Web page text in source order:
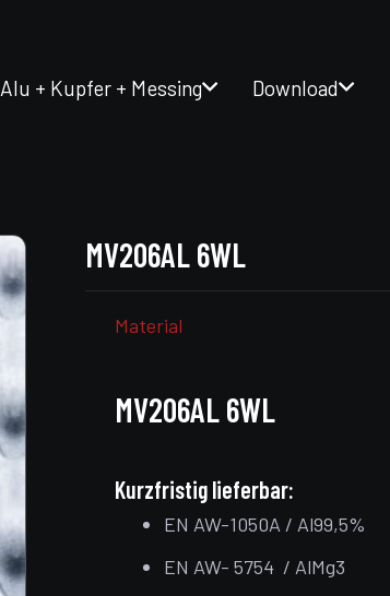
Alu + Kupfer + Messing Download
MV206AL 6WL
Material
MV206AL 6WL
Kurzfristig lieferbar:
EN AW-1050A / Al99,5%
EN AW- 5754 / AlMg3